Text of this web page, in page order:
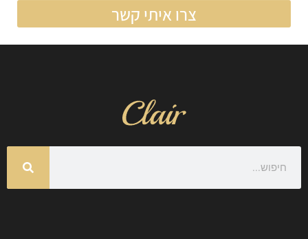
צרו איתי קשר